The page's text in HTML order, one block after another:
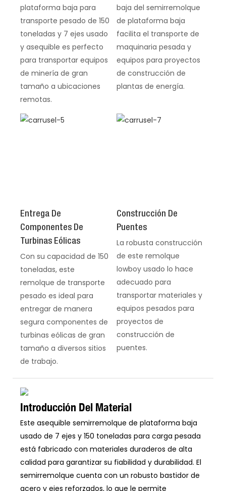
plataforma baja para
transporte pesado de 150
toneladas y 7 ejes usado
y asequible es perfecto
para transportar equipos
de minería de gran
tamaño a ubicaciones
remotas.
baja del semirremolque
de plataforma baja
facilita el transporte de
maquinaria pesada y
equipos para proyectos
de construcción de
plantas de energía.
Entrega De
Componentes De
Turbinas Eólicas
Con su capacidad de 150
toneladas, este
remolque de transporte
pesado es ideal para
entregar de manera
segura componentes de
turbinas eólicas de gran
tamaño a diversos sitios
de trabajo.
Construcción De
Puentes
La robusta construcción
de este remolque
lowboy usado lo hace
adecuado para
transportar materiales y
equipos pesados ​​para
proyectos de
construcción de
puentes.
Introducción Del Material
Este asequible semirremolque de plataforma baja
usado de 7 ejes y 150 toneladas para carga pesada
está fabricado con materiales duraderos de alta
calidad para garantizar su fiabilidad y durabilidad. El
semirremolque cuenta con un robusto bastidor de
acero y ejes reforzados, lo que le permite